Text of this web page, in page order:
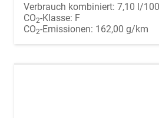
Verbrauch kombiniert: 7,10 l/
CO2-Klasse: F
CO2-Emissionen: 162,00 g/km